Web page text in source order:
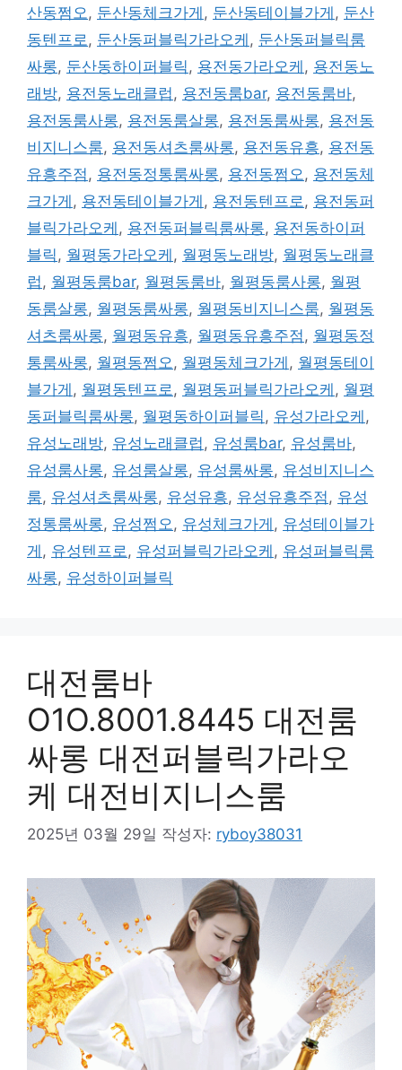
산동쩜오 , 둔산동체크가게 , 둔산동테이블가게 , 둔산
동텐프로 , 둔산동퍼블릭가라오케 , 둔산동퍼블릭룸
싸롱, 둔산동하이퍼블릭 , 용전동가라오케 , 용전동노
래방, 용전동노래클럽 , 용전동룸bar, 용전동룸바,
용전동룸사롱, 용전동룸살롱, 용전동룸싸롱, 용전동
비지니스룸, 용전동셔츠룸싸롱, 용전동유흥, 용전동
유흥주점 , 용전동정통룸싸롱, 용전동쩜오 , 용전동체
크가게 , 용전동테이블가게 , 용전동텐프로 , 용전동퍼
블릭가라오케 , 용전동퍼블릭룸싸롱, 용전동하이퍼
블릭 , 월평동가라오케 , 월평동노래방, 월평동노래클
럽 , 월평동룸bar, 월평동룸바, 월평동룸사롱, 월평
동룸살롱, 월평동룸싸롱, 월평동비지니스룸, 월평동
셔츠룸싸롱, 월평동유흥, 월평동유흥주점 , 월평동정
통룸싸롱, 월평동쩜오 , 월평동체크가게 , 월평동테이
블가게 , 월평동텐프로 , 월평동퍼블릭가라오케 , 월평
동퍼블릭룸싸롱, 월평동하이퍼블릭 , 유성가라오케 ,
유성노래방, 유성노래클럽 , 유성룸bar, 유성룸바,
유성룸사롱, 유성룸살롱, 유성룸싸롱, 유성비지니스
룸, 유성셔츠룸싸롱, 유성유흥, 유성유흥주점 , 유성
정통룸싸롱, 유성쩜오 , 유성체크가게 , 유성테이블가
게 , 유성텐프로 , 유성퍼블릭가라오케 , 유성퍼블릭룸
싸롱, 유성하이퍼블릭
대전룸바
O1O.8001.8445 대전룸
싸롱 대전퍼블릭가라오
케 대전비지니스룸
2025년 03월 29일 작성자: ryboy38031